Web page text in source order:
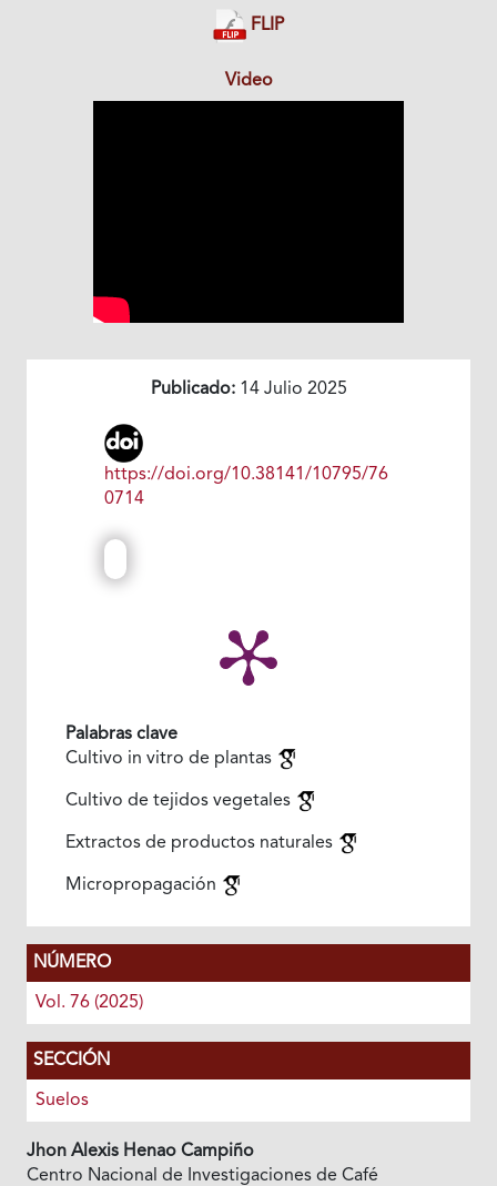
FLIP
Video
Publicado:14 Julio 2025
https://doi.org/10.38141/10795/76
0714
Palabras clave
Cultivo in vitro de plantas
Cultivo de tejidos vegetales
Extractos de productos naturales
Micropropagación
NÚMERO
Vol. 76 (2025)
SECCIÓN
Suelos
Jhon Alexis Henao Campiño
Centro Nacional de Investigaciones de Café